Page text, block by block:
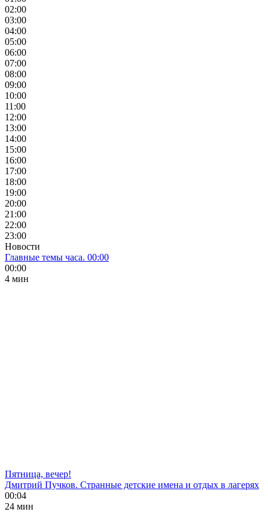
02:00
03:00
04:00
05:00
06:00
07:00
08:00
09:00
10:00
11:00
12:00
13:00
14:00
15:00
16:00
17:00
18:00
19:00
20:00
21:00
22:00
23:00
Новости
Главные темы часа. 00:00
00:00
4 мин
Пятница, вечер!
Дмитрий Пучков. Странные детские имена и отдых в лагерях
00:04
24 мин